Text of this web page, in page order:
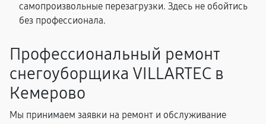
самопроизвольные перезагрузки. Здесь не обойтись
без профессионала.
Профессиональный ремонт
снегоуборщика VILLARTEC в
Кемерово
Мы принимаем заявки на ремонт и обслуживание